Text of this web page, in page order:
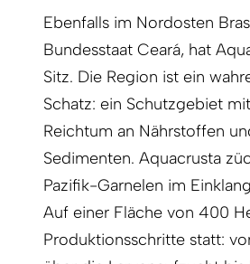
Ebenfalls im Nordosten
Bundesstaat Ceará, hat
Sitz. Die Region ist ein
Schatz: ein Schutzgebiet
Reichtum an Nährstoffen
Sedimenten. Aquacrusta
Pazifik-Garnelen im
Auf einer Fläche von 400
Produktionsschritte statt: